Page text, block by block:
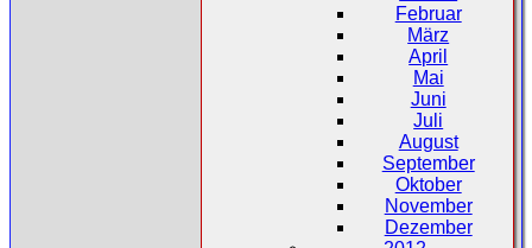
Februar
März
April
Mai
Juni
Juli
August
September
Oktober
November
Dezember